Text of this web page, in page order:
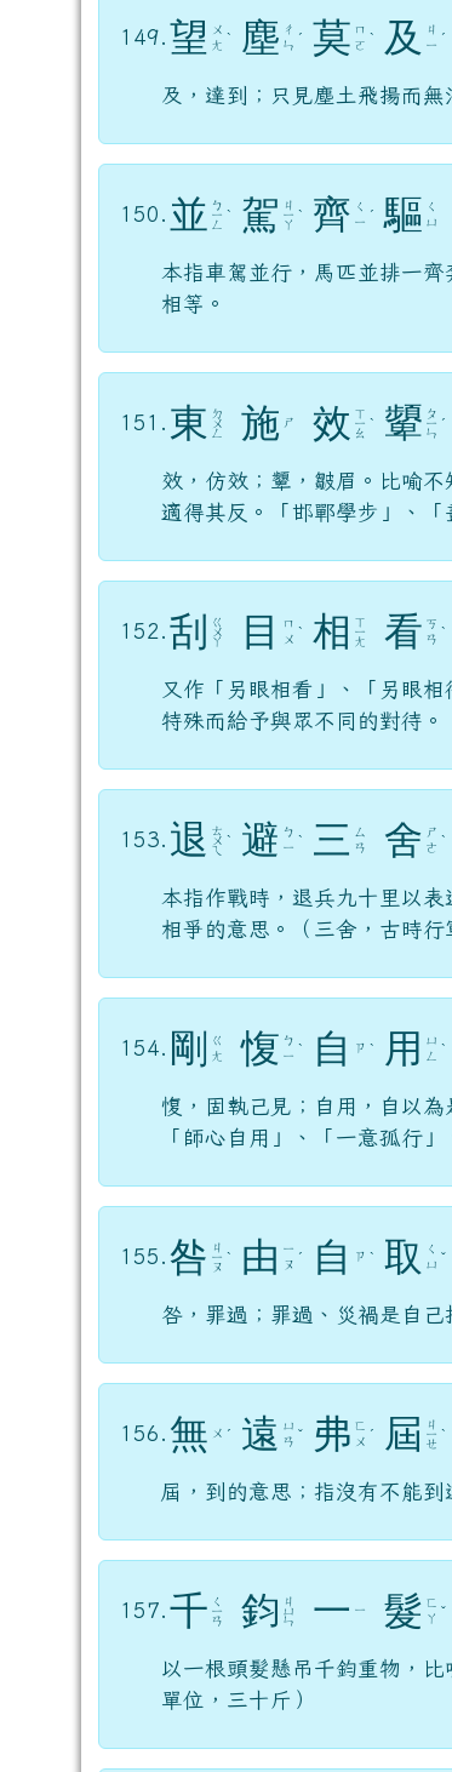
149. 望
ㄨ
ㄤ ˋ 塵 ㄔ
ㄣ ˊ 莫 ㄇ
ㄛ ˋ 及
ㄐ
ㄧ ˊ
及，達到；只見塵土飛揚而無
150. 並 ㄅ
ㄧ
ㄥ
ˋ 駕 ㄐ
ㄧ
ㄚ
ˋ 齊 ㄑ
ㄧ ˊ 驅 ㄑ
ㄩ
本指車駕並行，馬匹並排一
相等。
151. 東 ㄉ
ㄨ
ㄥ 施 ㄕ 效 ㄒ
ㄧ
ㄠ
ˋ 顰 ㄆ
ㄧ
ㄣ
ˊ
效，仿效；顰，皺眉。比喻
適得其反。「邯鄲學步」、「
152. 刮 ㄍ
ㄨ
ㄚ 目
ㄇ
ㄨ ˋ 相 ㄒ
ㄧ
ㄤ 看 ㄎ
ㄢ ˋ
又作「另眼相看」、「另眼
特殊而給予與眾不同的對待。
153. 退 ㄊ
ㄨ
ㄟ
ˋ 避 ㄅ
ㄧ ˋ 三 ㄙ
ㄢ
舍 ㄕ
ㄜ ˋ
本指作戰時，退兵九十里以
相爭的意思。（三舍，古時行
154. 剛
ㄍ
ㄤ
愎 ㄅ
ㄧ ˋ 自 ㄗ ˋ 用
ㄩ
ㄥ
ˋ
愎，固執己見；自用，自以
「師心自用」、「一意孤行」
155. 咎 ㄐ
ㄧ
ㄡ
ˋ 由 ㄧ
ㄡ ˊ 自 ㄗ ˋ 取
ㄑ
ㄩ ˇ
咎，罪過；罪過、災禍是自己
156. 無 ㄨ ˊ 遠 ㄩ
ㄢ ˇ 弗 ㄈ
ㄨ ˊ 屆 ㄐ
ㄧ
ㄝ
ˋ
屆，到的意思；指沒有不能到
157. 千 ㄑ
ㄧ
ㄢ 鈞 ㄐ
ㄩ
ㄣ 一 ㄧ 髮 ㄈ
ㄚ ˇ
以一根頭髮懸吊千鈞重物，
單位，三十斤）